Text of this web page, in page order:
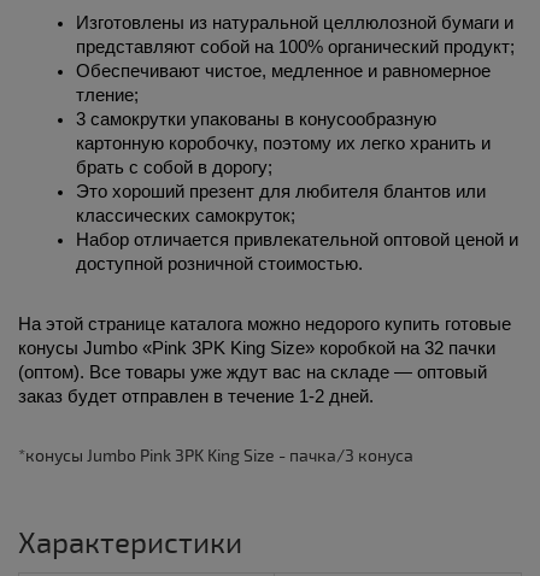
Изготовлены из натуральной целлюлозной бумаги и
представляют собой на 100% органический продукт;
Обеспечивают чистое, медленное и равномерное
тление;
3 самокрутки упакованы в конусообразную
картонную коробочку, поэтому их легко хранить и
брать с собой в дорогу;
Это хороший презент для любителя блантов или
классических самокруток;
Набор отличается привлекательной оптовой ценой и
доступной розничной стоимостью.
На этой странице каталога можно недорого купить готовые
конусы Jumbo «Pink 3PK King Size» коробкой на 32 пачки
(оптом). Все товары уже ждут вас на складе — оптовый
заказ будет отправлен в течение 1-2 дней.
*конусы Jumbo Pink 3PK King Size - пачка/3 конуса
Характеристики